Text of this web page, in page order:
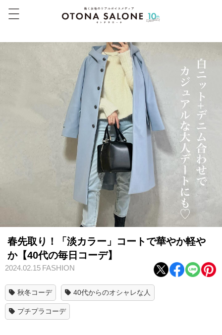
春先取り！「淡カラー」コートで華やか軽や
か【40代の毎日コーデ】
2024.02.15 FASHION
秋冬コーデ 40代からのオシャレな人
プチプラコーデ